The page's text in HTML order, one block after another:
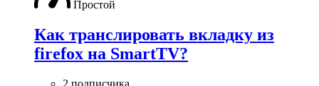
Простой
Как транслировать вкладку из
firefox на SmartTV?
2 подписчика